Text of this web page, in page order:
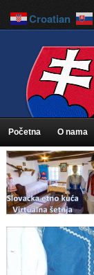
Početna O nama
Croatian